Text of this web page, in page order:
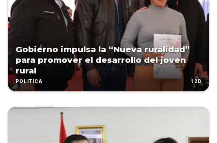
Gobierno impulsa la “Nueva ruralidad”
para promover el desarrollo del joven
rural
POLÍTICA 12D